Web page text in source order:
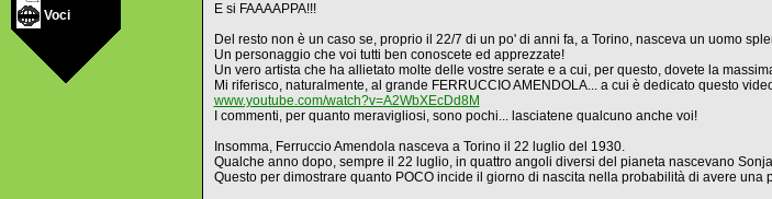
Voci
E si FAAAAPPA!!!
Del resto non è un caso se, proprio il 22/7 di un po' di anni fa, a Torino, nasceva un uomo
Un personaggio che voi tutti ben conoscete ed apprezzate!
Un vero artista che ha allietato molte delle vostre serate e a cui, per questo, dovete la
Mi riferisco, naturalmente, al grande FERRUCCIO AMENDOLA... a cui è dedicato questo
www.youtube.com/watch?v=A2WbXEcDd8M
I commenti, per quanto meravigliosi, sono pochi... lasciatene qualcuno anche voi!
Insomma, Ferruccio Amendola nasceva a Torino il 22 luglio del 1930.
Qualche anno dopo, sempre il 22 luglio, in quattro angoli diversi del pianeta nascevano
Questo per dimostrare quanto POCO incide il giorno di nascita nella probabilità di avere una